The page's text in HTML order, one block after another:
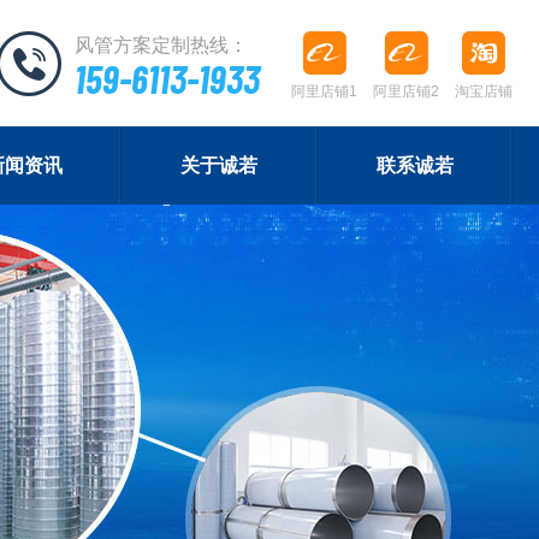
淘宝店铺
阿里店铺2
阿里店铺1
风管方案定制热线：
159-6113-1933
闻资讯 关于诚若 联系诚若